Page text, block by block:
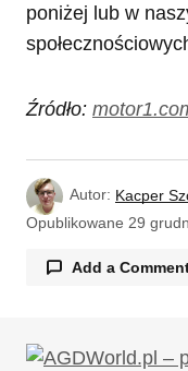
poniżej lub w
Źródło:
Autor: Kacper
Opublikowane 29
Add a
Twój adres